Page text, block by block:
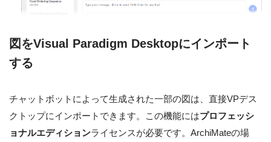
図をVisual Paradigm Desktopにインポート
する
チャットボットによって生成された一部の図は、直接VPデス
クトップにインポートできます。この機能にはプロフェッシ
ョナルエディションライセンスが必要です。ArchiMateの場